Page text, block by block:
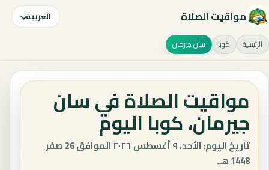
مواقيت الصلاة العربية
الرئيسية كوبا سان جيرمان
مواقيت الصلاة في سان
جيرمان، كوبا اليوم
تاريخ اليوم: الأحد، ٩ أغسطس ٢٠٢٦ الموافق 26 صفر
1448 هـ.